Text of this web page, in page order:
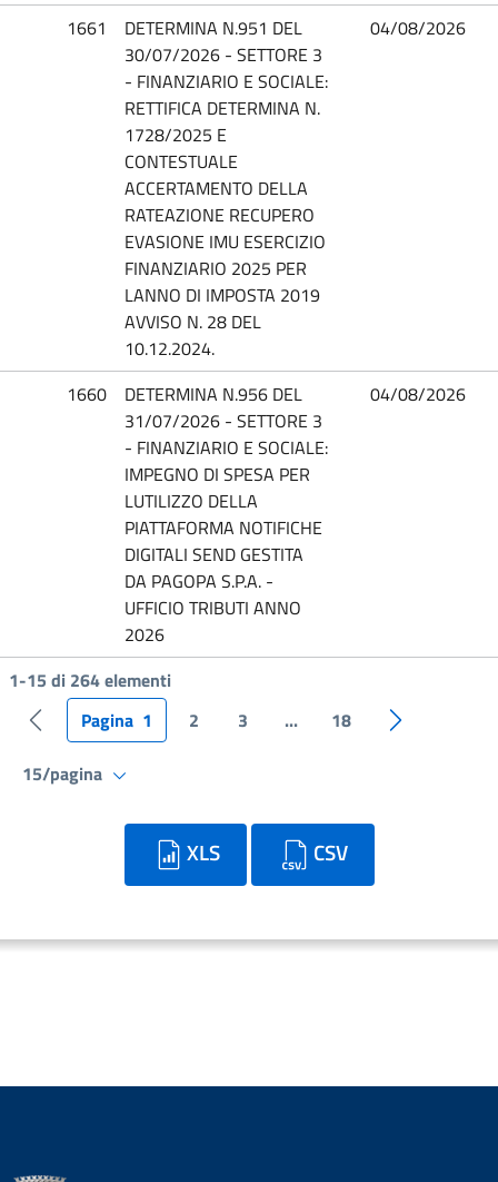
1661
DETERMINA N.951 DEL
30/07/2026 - SETTORE 3
- FINANZIARIO E SOCIALE:
RETTIFICA DETERMINA N.
1728/2025 E
CONTESTUALE
ACCERTAMENTO DELLA
RATEAZIONE RECUPERO
EVASIONE IMU ESERCIZIO
FINANZIARIO 2025 PER
LANNO DI IMPOSTA 2019
AVVISO N. 28 DEL
10.12.2024.
04/08/2026
1660
DETERMINA N.956 DEL
31/07/2026 - SETTORE 3
- FINANZIARIO E SOCIALE:
IMPEGNO DI SPESA PER
LUTILIZZO DELLA
PIATTAFORMA NOTIFICHE
DIGITALI SEND GESTITA
DA PAGOPA S.P.A. -
UFFICIO TRIBUTI ANNO
2026
04/08/2026
1-15 di 264 elementi
Pagina precedente
Pagina 1 2 3 ... 18
Pagina
15/pagina
XLS CSV